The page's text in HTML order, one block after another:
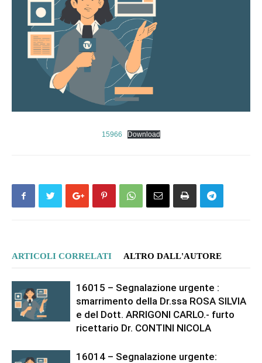
15966 Download
ARTICOLI CORRELATI ALTRO DALL'AUTORE
16015 – Segnalazione urgente :
smarrimento della Dr.ssa ROSA SILVIA
e del Dott. ARRIGONI CARLO.- furto
ricettario Dr. CONTINI NICOLA
16014 – Segnalazione urgente: